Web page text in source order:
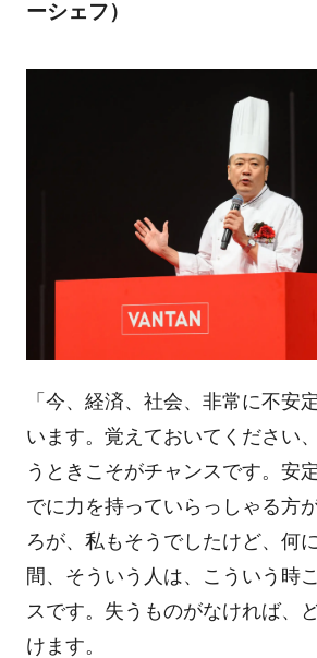
ーシェフ）
「今、経済、社会、非常に不安
います。覚えておいてください
うときこそがチャンスです。安
でに力を持っていらっしゃる方
ろが、私もそうでしたけど、何
間、そういう人は、こういう時
スです。失うものがなければ、
けます。